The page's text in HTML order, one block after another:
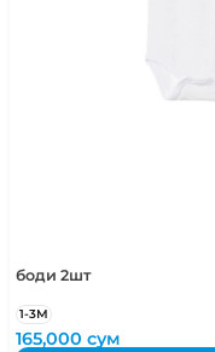
боди 2шт
1-3М
165,000сум